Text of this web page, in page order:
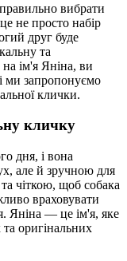
вибрати
не просто набір
друг буде
та
ім'я Яніна, ви
ми запропонуємо
клички.
кличку
дня, і вона
але й зручною для
чіткою, щоб собака
враховувати
Яніна — це ім'я, яке
оригінальних